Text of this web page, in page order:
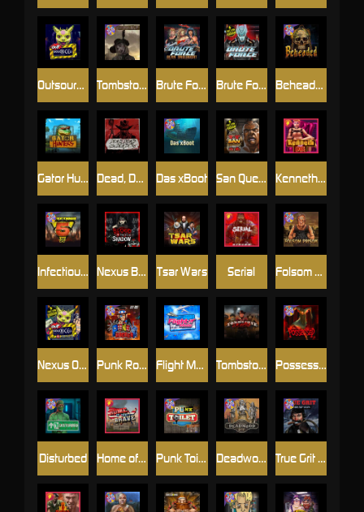
Nexus Blood & Shadow
Dead, Dead, or Deader
Tsar Wars
Brute Force
Home of the Brave
Tombstone Slaughter
San Quentin 2: Death Row
Outsourced
Punk Rocker 2
Deadwood R.I.P
Beheaded
Brute Force: Alien Onslaught
Nexus Outsourced
Gator Hunters Kenneth Must Die
Tombstone RIP
Folsom Prison
Das xBoot
Flight Mode
Serial
Punk Toilet
Possessed
Disturbed
Infectious 5 xWays
True Grit Redemption